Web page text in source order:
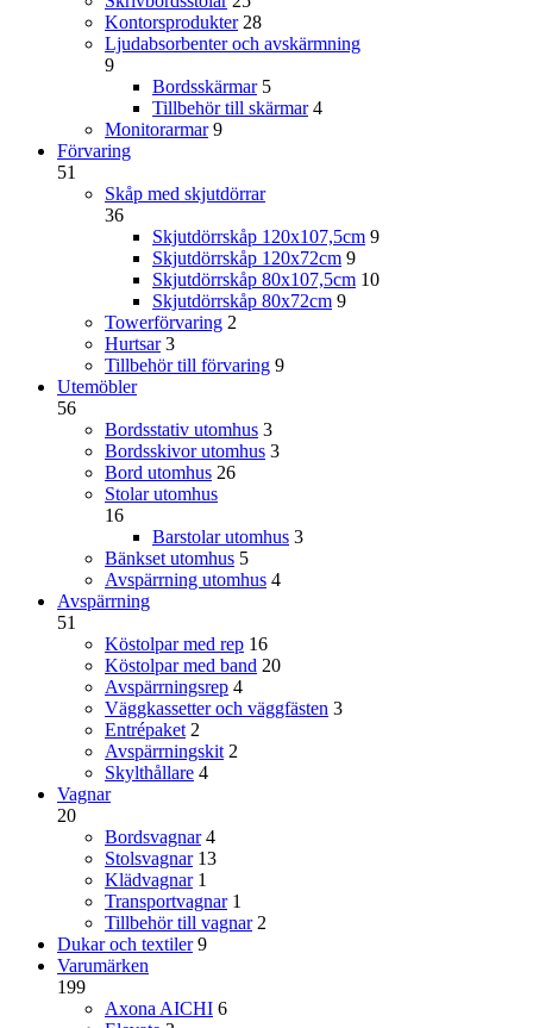
Kontorsprodukter 28
Ljudabsorbenter och avskärmning
9
Bordsskärmar 5
Tillbehör till skärmar 4
Monitorarmar 9
Förvaring
51
Skåp med skjutdörrar
36
Skjutdörrskåp 120x107,5cm 9
Skjutdörrskåp 120x72cm 9
Skjutdörrskåp 80x107,5cm 10
Skjutdörrskåp 80x72cm 9
Towerförvaring 2
Hurtsar 3
Tillbehör till förvaring 9
Utemöbler
56
Bordsstativ utomhus 3
Bordsskivor utomhus 3
Bord utomhus 26
Stolar utomhus
16
Barstolar utomhus 3
Bänkset utomhus 5
Avspärrning utomhus 4
Avspärrning
51
Köstolpar med rep 16
Köstolpar med band 20
Avspärrningsrep 4
Väggkassetter och väggfästen 3
Entrépaket 2
Avspärrningskit 2
Skylthållare 4
Vagnar
20
Bordsvagnar 4
Stolsvagnar 13
Klädvagnar 1
Transportvagnar 1
Tillbehör till vagnar 2
Dukar och textiler 9
Varumärken
199
Axona AICHI 6